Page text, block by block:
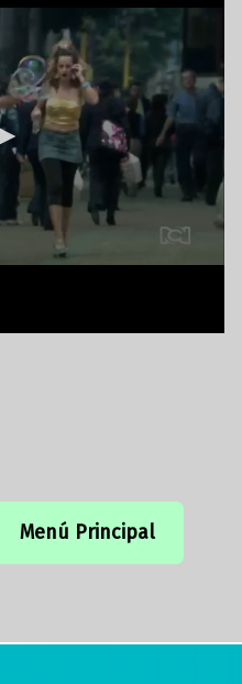
Menú Principal